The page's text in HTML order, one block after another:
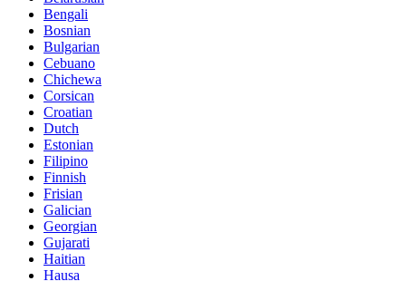
Bengali
Bosnian
Bulgarian
Cebuano
Chichewa
Corsican
Croatian
Dutch
Estonian
Filipino
Finnish
Frisian
Galician
Georgian
Gujarati
Haitian
Hausa